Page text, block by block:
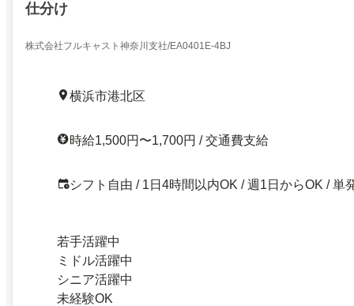
仕分け
株式会社フルキャスト神奈川支社/EA0401E-4BJ
横浜市港北区
時給1,500円〜1,700円 / 交通費支給
シフト自由 / 1日4時間以内OK / 週1日からOK / 単
若手活躍中
ミドル活躍中
シニア活躍中
未経験OK